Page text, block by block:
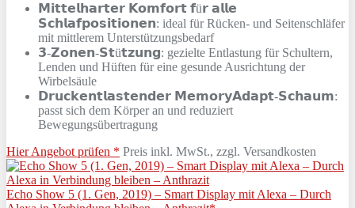
𝗠𝗶𝘁𝘁𝗲𝗹𝗵𝗮𝗿𝘁𝗲𝗿 𝗞𝗼𝗺𝗳𝗼𝗿𝘁 𝗳ü𝗿 𝗮𝗹𝗹𝗲
𝗦𝗰𝗵𝗹𝗮𝗳𝗽𝗼𝘀𝗶𝘁𝗶𝗼𝗻𝗲𝗻: ideal für Rücken- und Seitenschläfer
mit mittlerem Unterstützungsbedarf
𝟯-𝗭𝗼𝗻𝗲𝗻-𝗦𝘁ü𝘁𝘇𝘂𝗻𝗴: gezielte Entlastung für Schultern,
Lenden und Hüften für eine gesunde Ausrichtung der
Wirbelsäule
𝗗𝗿𝘂𝗰𝗸𝗲𝗻𝘁𝗹𝗮𝘀𝘁𝗲𝗻𝗱𝗲𝗿 𝗠𝗲𝗺𝗼𝗿𝘆𝗔𝗱𝗮𝗽𝘁-𝗦𝗰𝗵𝗮𝘂𝗺:
passt sich dem Körper an und reduziert
Bewegungsübertragung
Hier Angebot prüfen * Preis inkl. MwSt., zzgl. Versandkosten
Echo Show 5 (1. Gen, 2019) – Smart Display mit Alexa – Durch